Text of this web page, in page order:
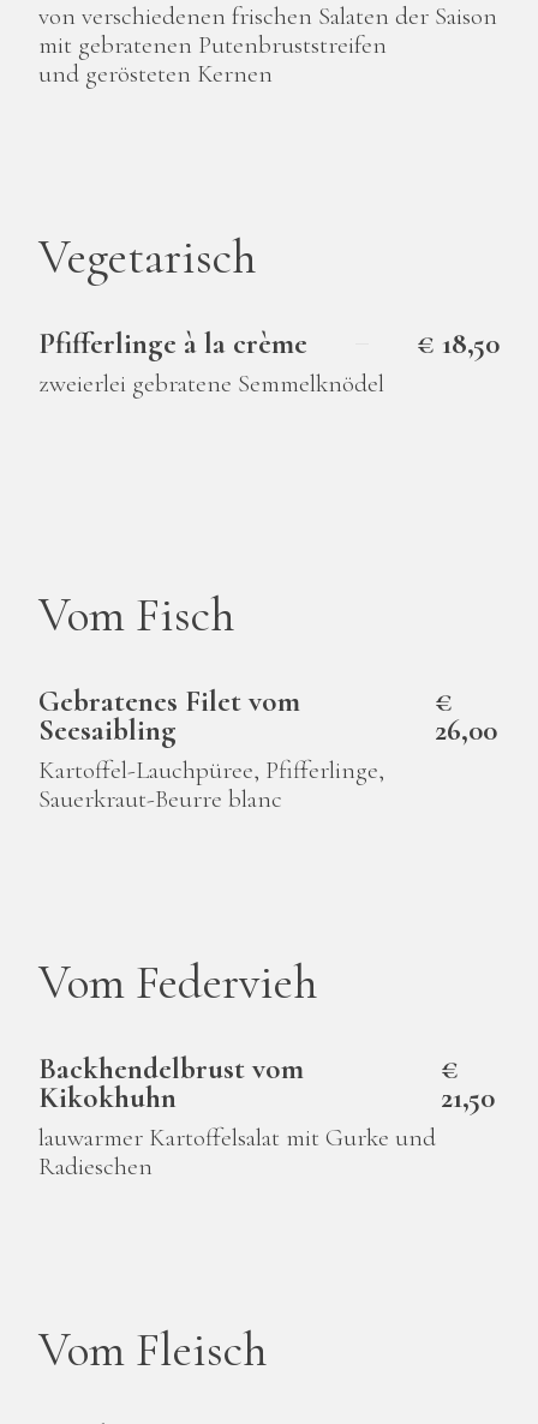
von verschiedenen frischen Salaten der Saison
mit gebratenen Putenbruststreifen
und gerösteten Kernen
Vegetarisch
Pfifferlinge à la crème € 18,50
zweierlei gebratene Semmelknödel
Vom Fisch
Gebratenes Filet vom
Seesaibling
€
26,00
Kartoffel-Lauchpüree, Pfifferlinge,
Sauerkraut-Beurre blanc
Vom Federvieh
Backhendelbrust vom
Kikokhuhn
€
21,50
lauwarmer Kartoffelsalat mit Gurke und
Radieschen
Vom Fleisch